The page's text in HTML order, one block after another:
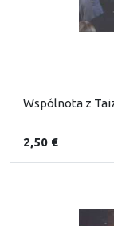
Wspólnota z
2,50 €